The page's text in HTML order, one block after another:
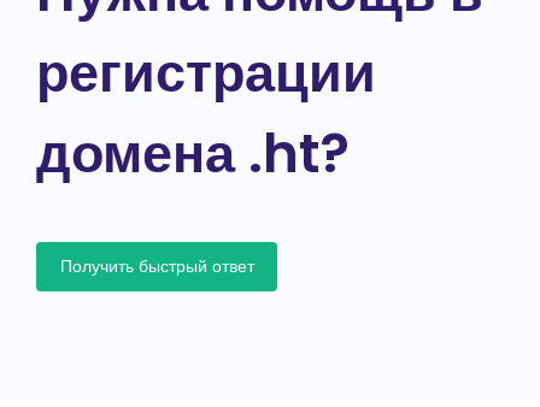
регистрации
домена .ht?
Получить быстрый ответ